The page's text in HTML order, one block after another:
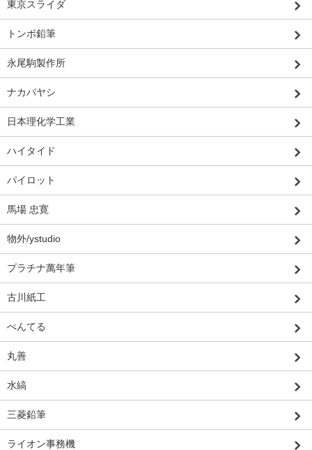
東京スライダ
トンボ鉛筆
永尾駒製作所
ナカバヤシ
日本理化学工業
ハイタイド
パイロット
馬場 忠寛
物外/ystudio
プラチナ萬年筆
古川紙工
ぺんてる
丸善
水縞
三菱鉛筆
ライオン事務機